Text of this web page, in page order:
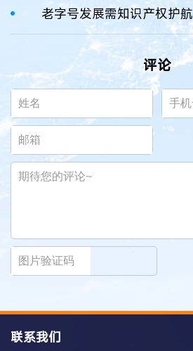
老字号发展需知识产权护航
评论
联系我们